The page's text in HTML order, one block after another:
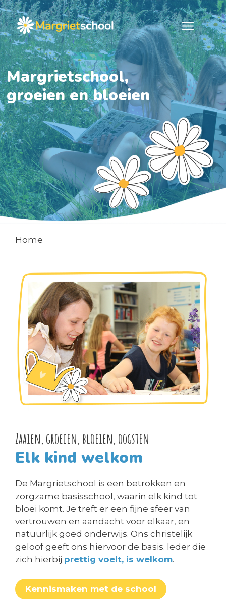
Ga
naar
de
inhoud
Margrietschool,
groeien en bloeien
Home
Zaaien, groeien, bloeien, oogsten
Elk kind welkom
De Margrietschool is een betrokken en
zorgzame basisschool, waarin elk kind tot
bloei komt. Je treft er een fijne sfeer van
vertrouwen en aandacht voor elkaar, en
natuurlijk goed onderwijs. Ons christelijk
geloof geeft ons hiervoor de basis. Ieder die
zich hierbij prettig voelt, is welkom.
Kennismaken met de school